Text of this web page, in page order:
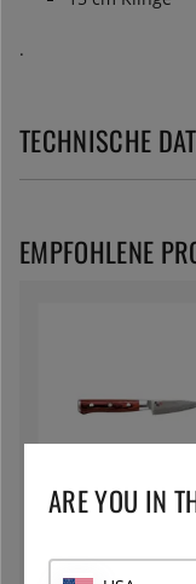
.
TECHNISCHE
Mcusta/Zanmai
EMPFOHLENE
ARE YOU IN